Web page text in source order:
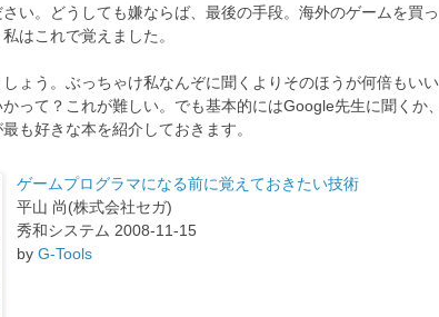
い。どうしても嫌ならば、最後の手段。海外のゲームを買
はこれで覚えました。
ょう。ぶっちゃけ私なんぞに聞くよりそのほうが何倍もい
って？これが難しい。でも基本的にはGoogle先生に聞くか
も好きな本を紹介しておきます。
ゲームプログラマになる前に覚えておきたい技術
平山 尚(株式会社セガ)
秀和システム 2008-11-15
by G-Tools